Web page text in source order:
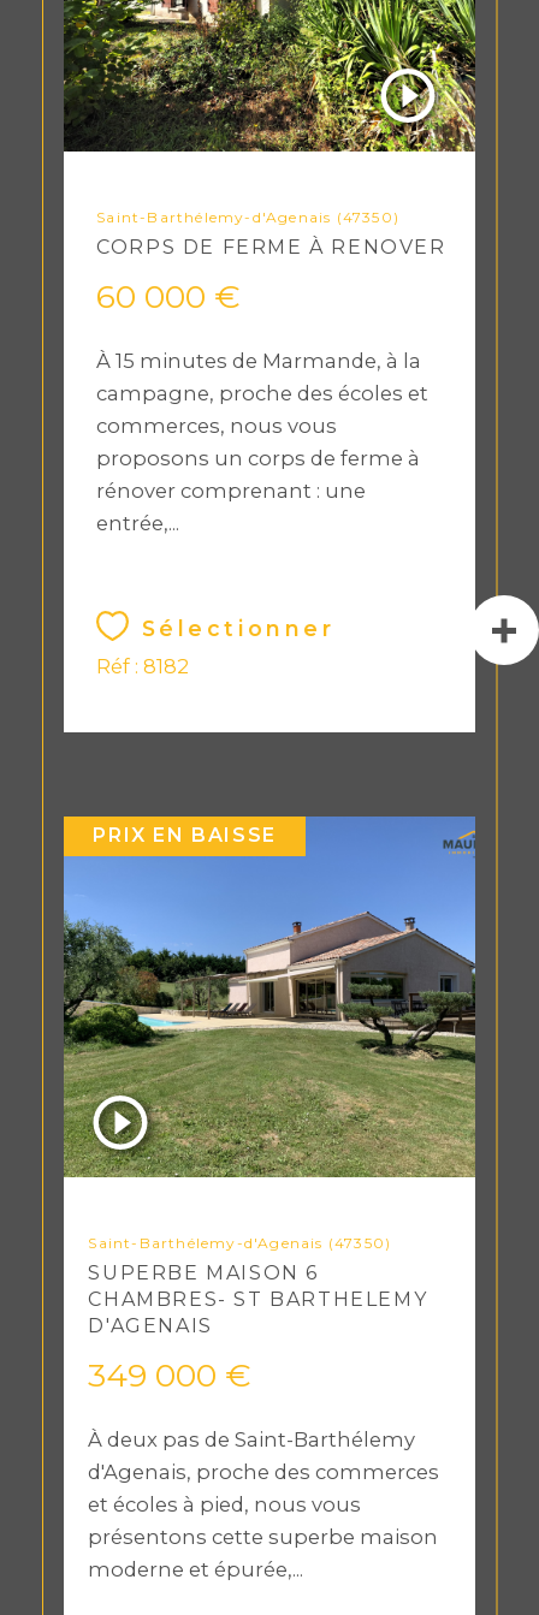
Saint-Barthélemy-d'Agenais (47350)
CORPS DE FERME À RENOVER
60 000 €
À 15 minutes de Marmande, à la
campagne, proche des écoles et
commerces, nous vous
proposons un corps de ferme à
rénover comprenant : une
entrée,...
Sélectionner
Réf : 8182
Saint-Barthélemy-d'Agenais (47350)
SUPERBE MAISON 6
CHAMBRES- ST BARTHELEMY
D'AGENAIS
349 000 €
À deux pas de Saint-Barthélemy
d'Agenais, proche des commerces
et écoles à pied, nous vous
présentons cette superbe maison
moderne et épurée,...
PRIX EN BAISSE